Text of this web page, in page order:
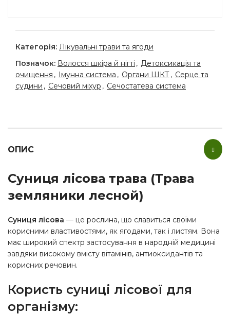
Категорія: Лікувальні трави та ягоди
Позначок: Волосся шкіра й нігті , Детоксикація та
очищення , Імунна система , Органи ШКТ, Серце та
судини , Сечовий міхур , Сечостатева система
ОПИС
Суниця лісова трава (Трава
земляники лесной)
Суниця лісова — це рослина, що славиться своїми
корисними властивостями, як ягодами, так і листям. Вона
має широкий спектр застосування в народній медицині
завдяки високому вмісту вітамінів, антиоксидантів та
корисних речовин.
Користь суниці лісової для
організму: